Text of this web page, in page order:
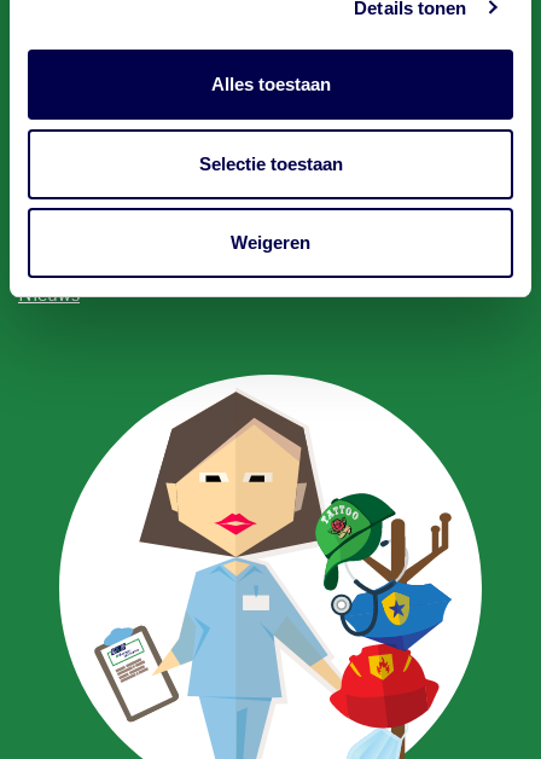
Details tonen
Alles toestaan
Selectie toestaan
Weigeren
Over ons
Vaccinaties op maat
Nieuws
Contact
Contact
FAQ